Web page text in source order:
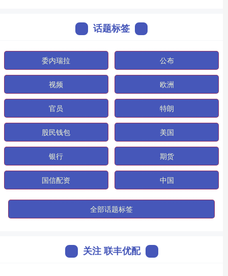
话题标签
委内瑞拉 公布
视频 欧洲
官员 特朗
股民钱包 美国
银行 期货
国信配资 中国
全部话题标签
关注 联丰优配